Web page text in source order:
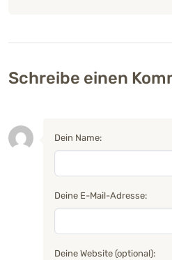
Schreibe einen
Dein Name:
Deine E-Mail-Adresse:
Deine Website (optional):